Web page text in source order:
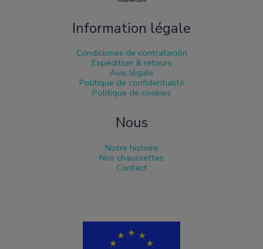
Information légale
Condiciones de contratación
Expédition & retours
Avis légale
Politique de confidentialité
Politique de cookies
Nous
Notre histoire
Nos chaussettes
Contact